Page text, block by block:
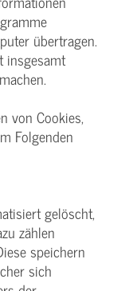
übertragen.
insgesamt
von Cookies,
Folgenden
gelöscht,
zählen
speichern
sich